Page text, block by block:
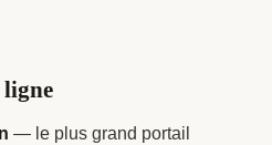
ligne
— le plus grand portail